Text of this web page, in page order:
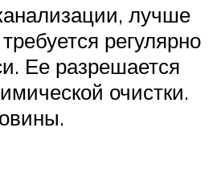
лучше
регулярно
Ее разрешается
очистки.